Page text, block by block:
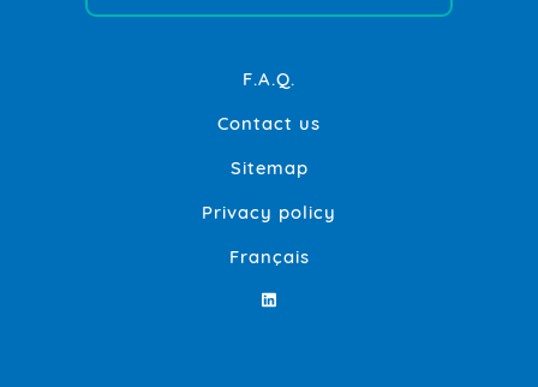
F.A.Q.
Contact us
Sitemap
Privacy policy
Français